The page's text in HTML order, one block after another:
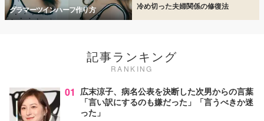
グラマーツインハーフ作り方 冷め切った夫婦関係の修復法
記事ランキング
RANKING
01 広末涼子、病名公表を決断した次男からの言葉
「言い訳にするのも嫌だった」「言うべきか迷
った」